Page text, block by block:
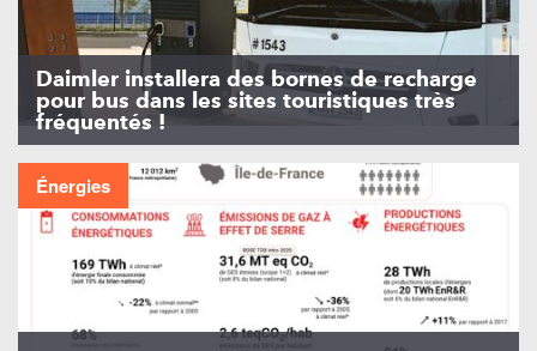
Daimler installera des bornes de recharge
pour bus dans les sites touristiques très
fréquentés !
Énergies